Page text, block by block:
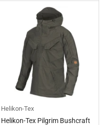
Helikon-Tex
Helikon-Tex Pilgrim Bushcraft